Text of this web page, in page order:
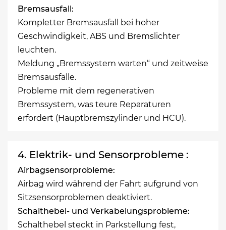
Bremsausfall:
Kompletter Bremsausfall bei hoher
Geschwindigkeit, ABS und Bremslichter
leuchten.
Meldung „Bremssystem warten“ und zeitweise
Bremsausfälle.
Probleme mit dem regenerativen
Bremssystem, was teure Reparaturen
erfordert (Hauptbremszylinder und HCU).
4. Elektrik- und Sensorprobleme :
Airbagsensorprobleme:
Airbag wird während der Fahrt aufgrund von
Sitzsensorproblemen deaktiviert.
Schalthebel- und Verkabelungsprobleme:
Schalthebel steckt in Parkstellung fest,